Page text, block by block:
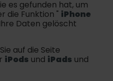
es gefunden hat, um
die Funktion " iPhone
Daten gelöscht
auf die Seite
iPods und iPads und